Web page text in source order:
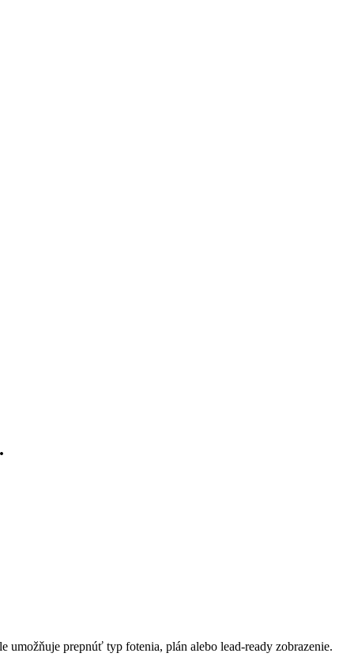
prepnúť typ fotenia, plán alebo lead-ready zobrazenie.